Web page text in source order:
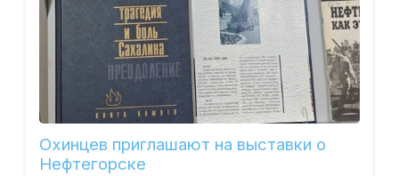
Охинцев приглашают на выставки о
Нефтегорске